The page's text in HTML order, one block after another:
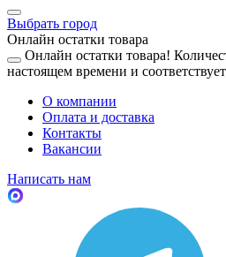
Выбрать город
Онлайн остатки товара
Онлайн остатки товара!
настоящем времени и
О компании
Оплата и доставка
Контакты
Вакансии
Написать нам